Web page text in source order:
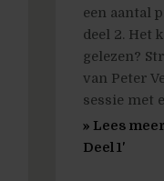
een aantal
deel 2. Het
gelezen?
van Peter
sessie met
» Lees
Deel 1'